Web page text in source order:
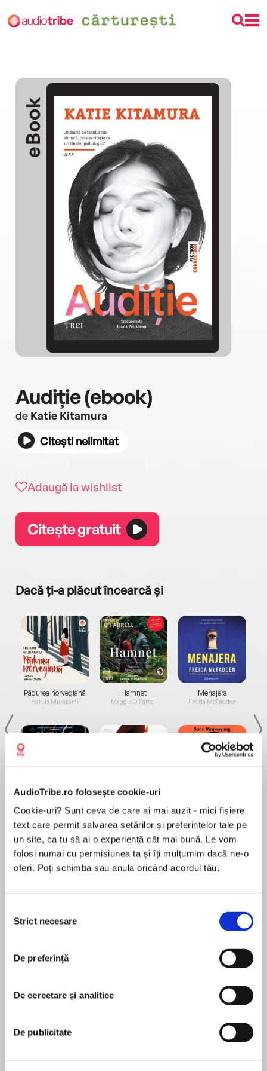
AudioTribe.ro folosește cookie-uri
Cookie-uri? Sunt ceva de care ai mai auzit - mici fișiere
text care permit salvarea setărilor și preferințelor tale pe
un site, ca tu să ai o experiență cât mai bună. Le vom
folosi numai cu permisiunea ta și îți mulțumim dacă ne-o
oferi. Poți schimba sau anula oricând acordul tău.
consimțământului
Strict necesare
De preferință
De cercetare și analitice
De publicitate
eBook
Audiție (ebook)
de Katie Kitamura
Citești nelimitat
Adaugă la wishlist
Citește gratuit
Dacă ți-a plăcut încearcă și
Pădurea norvegiană
Haruki Murakami
de...
Dani Francis
Hamnet
Maggie O'Farrell
la...
Lauren Weisberger
Menajera
Freida McFadden
Sohn Won-pyung
„O dramă de familie tensionată, care se citește
Cel mai recent roman al lui Katie Kitamura este
Audition. Finalist al Booker Prize, National Book
Critics Circle Award for Fiction, Joyce Carol
dintre cărțile preferate ale lui Barack Obama în
2025. De asemenea, a fost nominalizat pentru
În acest moment nu există recenzii
pentru această carte